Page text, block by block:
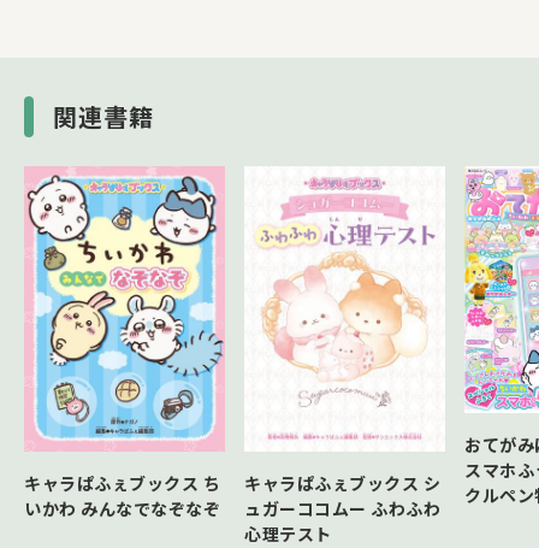
「ねこのきょうだいとおかし屋さん」
「みんなでことりっコ」
「みんなあつまるんです」
など
関連書籍
キャラぱふぇブックス ち
いかわ みんなでなぞなぞ
キャラぱふぇブックス シ
ュガーココムー ふわふわ
心理テスト
おてが
スマホ
クルペ